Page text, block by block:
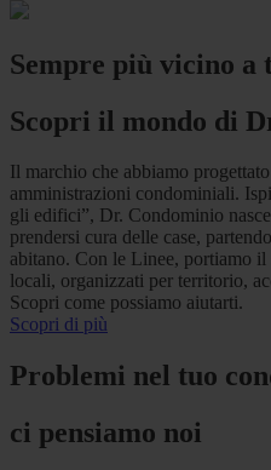
Sempre più vicino a
Scopri il mondo di
Il marchio che abbiamo
amministrazioni condominiali.
gli edifici”, Dr. Condominio
prendersi cura delle case,
abitano. Con le Linee, portiamo
locali, organizzati per territorio,
Scopri come possiamo aiutarti.
Scopri di più
Problemi nel tuo
ci pensiamo noi